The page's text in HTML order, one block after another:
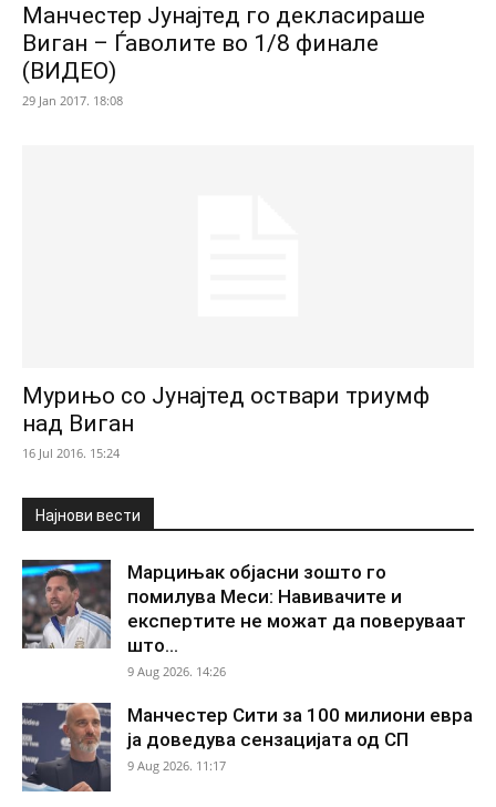
Манчестер Јунајтед го декласираше
Виган – Ѓаволите во 1/8 финале
(ВИДЕО)
29 Jan 2017. 18:08
Мурињо со Јунајтед оствари триумф
над Виган
16 Jul 2016. 15:24
Најнови вести
Марцињак објасни зошто го
помилува Меси: Навивачите и
експертите не можат да поверуваат
што...
9 Aug 2026. 14:26
Манчестер Сити за 100 милиони евра
ја доведува сензацијата од СП
9 Aug 2026. 11:17